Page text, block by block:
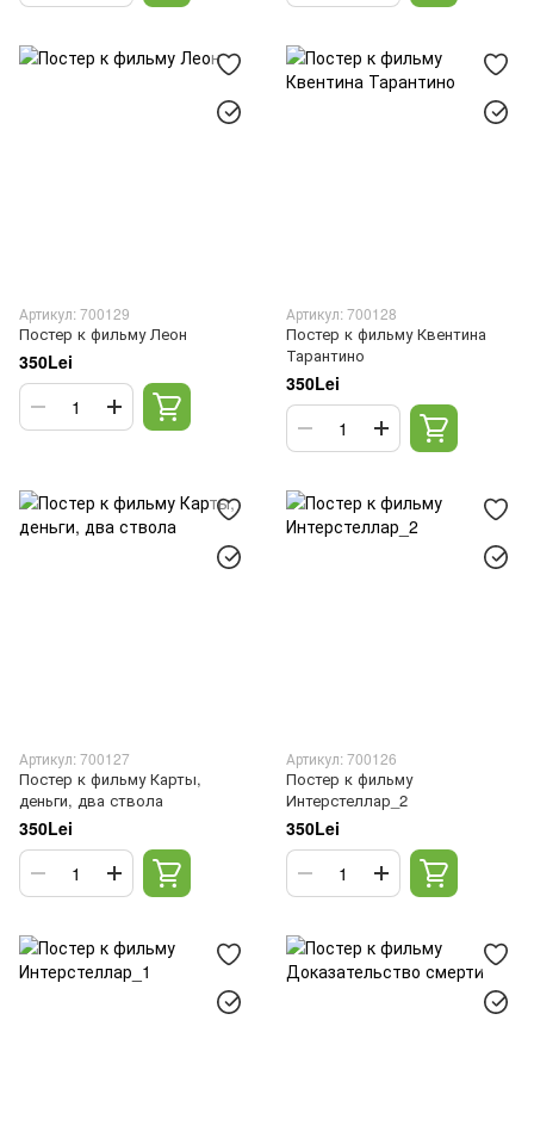
Артикул: 700129
Постер к фильму Леон
350Lei
Артикул: 700128
Постер к фильму Квентина
Тарантино
350Lei
Артикул: 700127
Постер к фильму Карты,
деньги, два ствола
350Lei
Артикул: 700126
Постер к фильму
Интерстеллар_2
350Lei